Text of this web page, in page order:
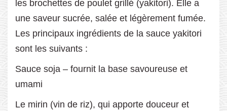
les brochettes de poulet grillé (yakitori). Elle a
une saveur sucrée, salée et légèrement fumée.
Les principaux ingrédients de la sauce yakitori
sont les suivants :
Sauce soja – fournit la base savoureuse et
umami
Le mirin (vin de riz), qui apporte douceur et